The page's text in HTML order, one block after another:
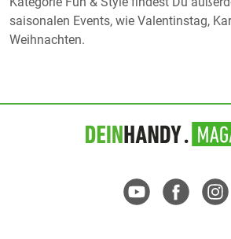
saisonalen Events, wie Valentinstag,
Weihnachten.